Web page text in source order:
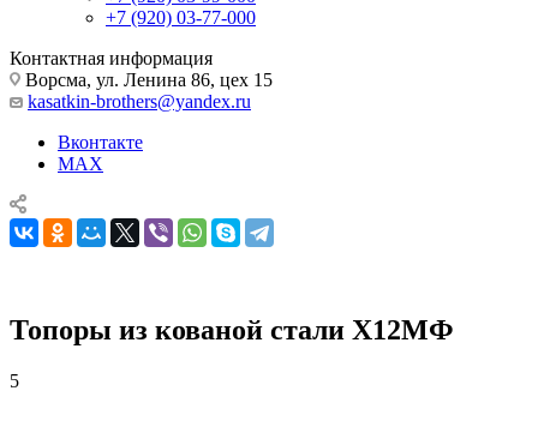
+7 (920) 03-77-000
Контактная информация
Ворсма, ул. Ленина 86, цех 15
kasatkin-brothers@yandex.ru
Вконтакте
MAX
Топоры из кованой стали Х12МФ
5